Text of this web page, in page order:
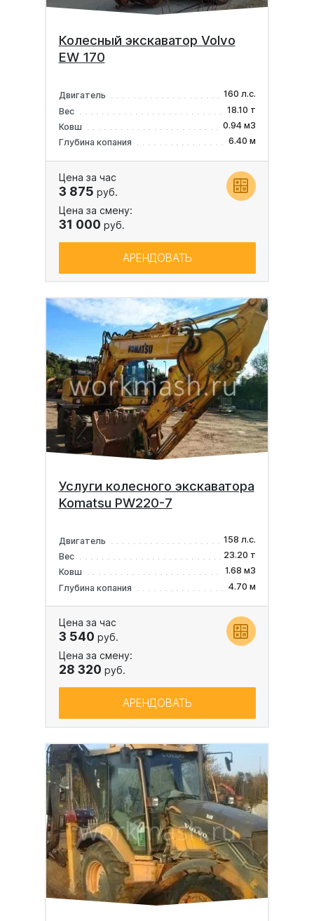
Колесный экскаватор Volvo
EW 170
Двигатель
160 л.с.
Вес
18.10 т
Ковш
0.94 м3
Глубина копания
6.40 м
Цена за час
3 875 руб.
Цена за смену:
31 000 руб.
АРЕНДОВАТЬ
Услуги колесного экскаватора
Komatsu PW220-7
Двигатель
158 л.с.
Вес
23.20 т
Ковш
1.68 м3
Глубина копания
4.70 м
Цена за час
3 540 руб.
Цена за смену:
28 320 руб.
АРЕНДОВАТЬ